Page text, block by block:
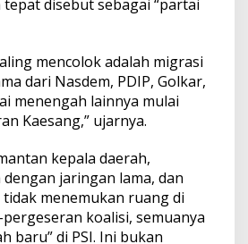
disebut sebagai “partai
mencolok adalah migrasi
dari Nasdem, PDIP, Golkar,
menengah lainnya mulai
Kaesang,” ujarnya.
kepala daerah,
jaringan lama, dan
menemukan ruang di
koalisi, semuanya
baru” di PSI. Ini bukan